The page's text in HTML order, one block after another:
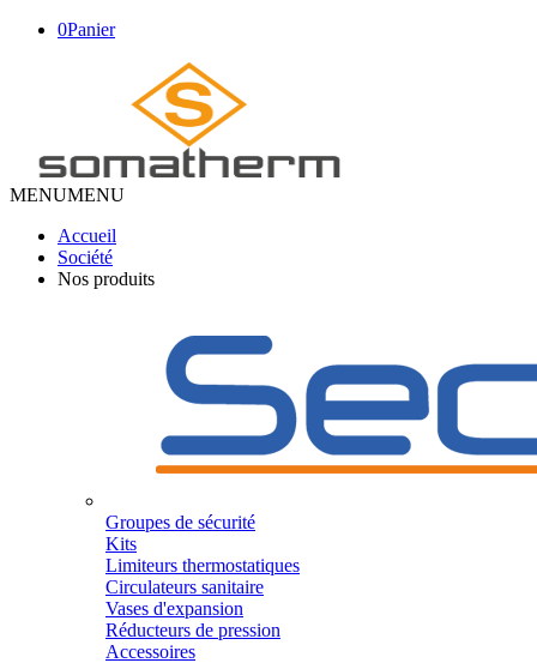
0Panier
MENUMENU
Accueil
Société
Nos produits
Groupes de sécurité
Kits
Limiteurs thermostatiques
Circulateurs sanitaire
Vases d'expansion
Réducteurs de pression
Accessoires